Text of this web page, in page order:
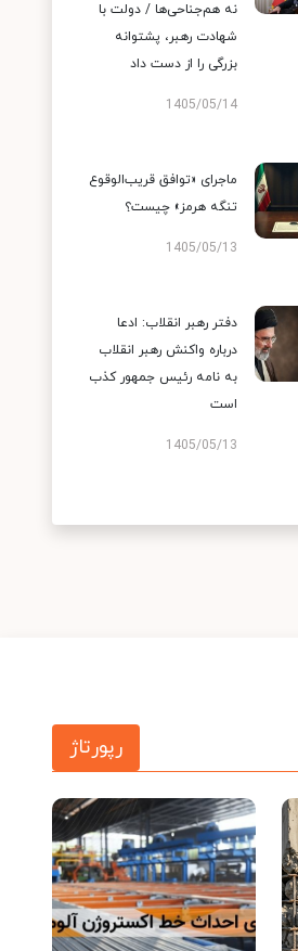
نه هم‌جناحی‌ها / دولت با
شهادت رهبر، پشتوانه
بزرگی را از دست داد
1405/05/14
ماجرای «توافق قریب‌الوقوع
تنگه هرمز» چیست؟
1405/05/13
دفتر رهبر انقلاب: ادعا
درباره واکنش رهبر انقلاب
به نامه رئیس جمهور کذب
است
1405/05/13
رپورتاژ